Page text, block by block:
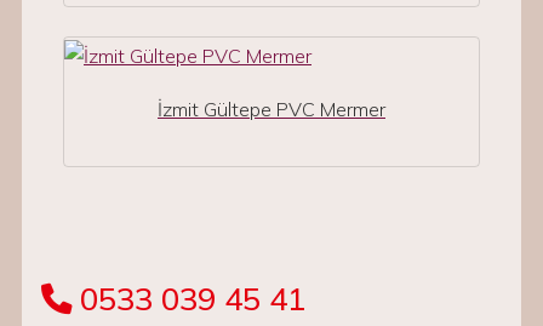
İzmit Gültepe PVC Mermer
0533 039 45 41